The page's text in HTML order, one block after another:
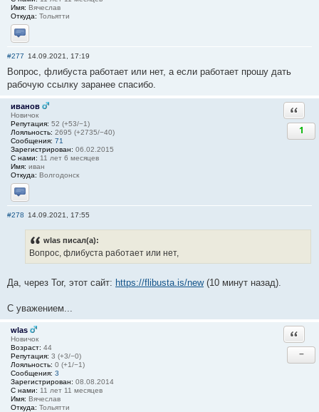
Имя: Вячеслав
Откуда: Тольятти
Отправить личное сообщение
#277 14.09.2021, 17:19
Вопрос, флибуста работает или нет, а если работает прошу дать
рабочую ссылку заранее спасибо.
иванов
Новичок
Репутация: 52 (+53/−1)
Лояльность: 2695 (+2735/−40)
Сообщения: 71
Зарегистрирован: 06.02.2015
С нами: 11 лет 6 месяцев
Имя: иван
Откуда: Волгодонск
Отправить личное сообщение
1
#278 14.09.2021, 17:55
wlas писал(а):
Вопрос, флибуста работает или нет,
Да, через Tor, этот сайт: https://flibusta.is/new(10 минут назад).
С уважением...
wlas
Новичок
Возраст: 44
Репутация: 3 (+3/−0)
Лояльность: 0 (+1/−1)
Сообщения: 3
Зарегистрирован: 08.08.2014
С нами: 11 лет 11 месяцев
Имя: Вячеслав
Откуда: Тольятти
−